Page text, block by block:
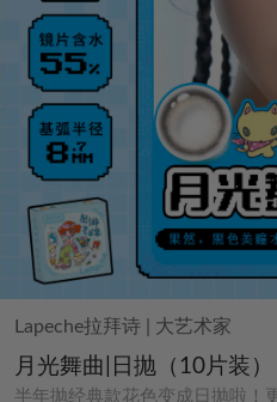
Lapeche拉拜诗 大艺术家
月光舞曲|日抛（10片装）
半年抛经典款花色变成日抛啦！